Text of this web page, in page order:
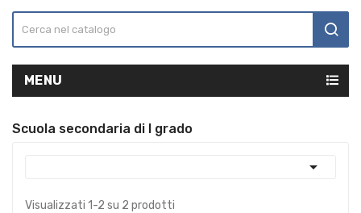
MENU
Scuola secondaria di I grado

Visualizzati 1-2 su 2 prodotti